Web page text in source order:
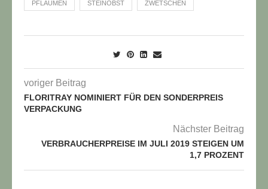
PFLAUMEN STEINOBST ZWETSCHEN
voriger Beitrag
FLORITRAY NOMINIERT FÜR DEN SONDERPREIS
VERPACKUNG
Nächster Beitrag
VERBRAUCHERPREISE IM JULI 2019 STEIGEN UM
1,7 PROZENT